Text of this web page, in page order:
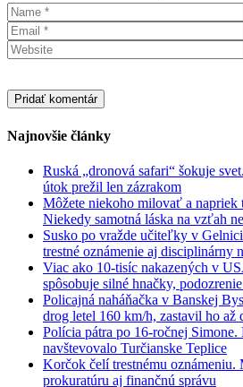
Najnovšie články
Ruská „dronová safari“ šokuje
útok prežil len zázrakom
Môžete niekoho milovať a
Niekedy samotná láska na vzťah
Susko po vražde učiteľky v
trestné oznámenie aj disciplinárny
Viac ako 10-tisíc nakazených v
spôsobuje silné hnačky,
Policajná naháňačka v Banskej
drog letel 160 km/h, zastavil ho až
Polícia pátra po 16-ročnej
navštevovalo Turčianske Teplice
Korčok čelí trestnému oznámeniu.
prokuratúru aj finančnú správu